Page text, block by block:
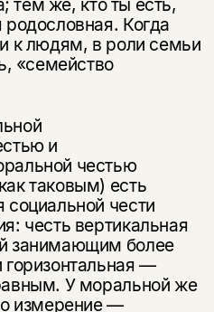
тем же, кто ты есть,
Когда
к людям, в роли семьи
«семейство
и
честью
таковым) есть
чести
честь вертикальная
занимающим более
—
У моральной же
измерение —